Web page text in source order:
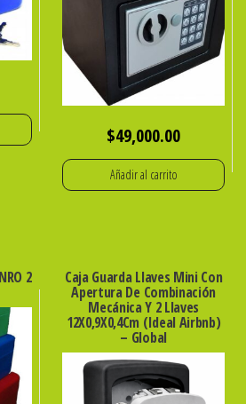
$49,000.00
Añadir al carrito
2 Caja Guarda Llaves Mini Con
Apertura De Combinación
Mecánica Y 2 Llaves
12X0,9X0,4Cm (Ideal Airbnb)
– Global